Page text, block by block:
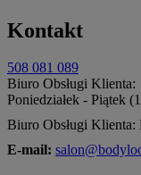
Kontakt
508 081 089
Biuro Obsługi Klienta:
Poniedziałek - Piątek
Biuro Obsługi Klienta:
E-mail: